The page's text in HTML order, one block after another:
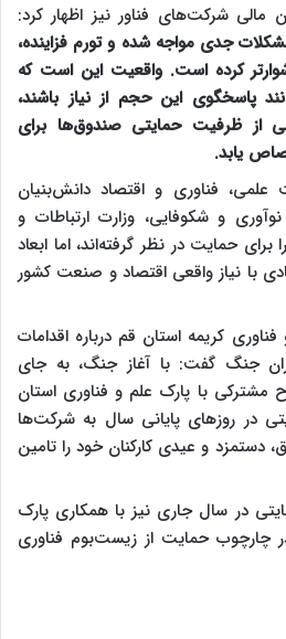
مالی شرکت‌های فناور نیز اظهار کرد:
جدی مواجه شده و تورم فزاینده،
کرده است. واقعیت این است که
پاسخگوی این حجم از نیاز باشند،
ظرفیت حمایتی صندوق‌ها برای
یابد.
علمی، فناوری و اقتصاد دانش‌بنیان
و شکوفایی، وزارت ارتباطات و
حمایت در نظر گرفته‌اند، اما ابعاد
با نیاز واقعی اقتصاد و صنعت کشور
کریمه استان قم درباره اقدامات
جنگ گفت: با آغاز جنگ، به جای
مشترکی با پارک علم و فناوری استان
وام حمایتی در روزهای پایانی سال به شرکت‌ها
دستمزد و عیدی کارکنان خود را تامین
در سال جاری نیز با همکاری پارک
چارچوب حمایت از زیست‌بوم فناوری